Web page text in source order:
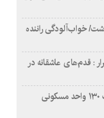
فوتی برجا گذاشت/ خواب‌آلودگی راننده
: قدم‌های عاشقانه در
بازآفرینی محله همت‌آباد اصفهان با احداث ۱۳۰ واحد مسکونی